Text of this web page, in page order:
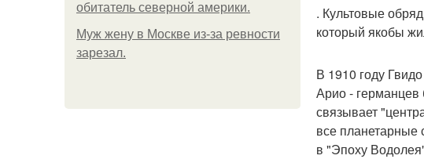
обитатель северной америки.
Mуж жену в Москве из-за ревности
зарезал.
. Культовые
который якобы
В 1910 году
Арио - германцев
связывает
все планетарные
в "Эпоху